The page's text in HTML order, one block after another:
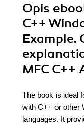
Opis
C++
Example.
MFC C++
The book is ideal
with C++ or other
languages. It